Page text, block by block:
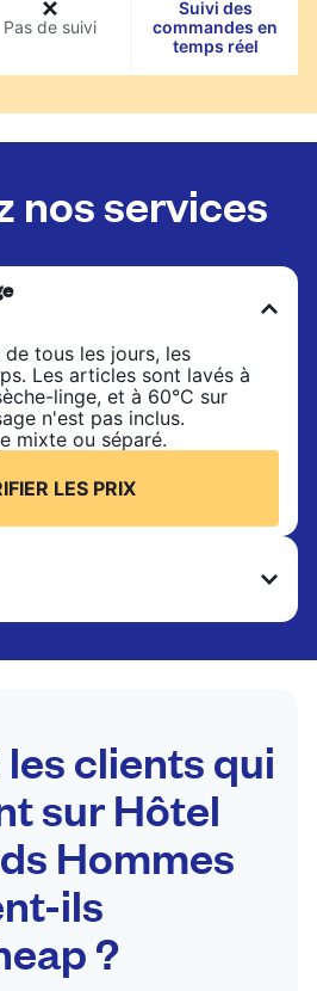
Pas de suivi
Suivi des
commandes en
temps réel
nos services
tous les jours, les
Les articles sont lavés à
linge, et à 60°C sur
n'est pas inclus.
mixte ou séparé.
LES PRIX
nettoyés à sec et finis
les manteaux et les tissus
LES PRIX
clients qui
sur Hôtel
Hommes
ils
?